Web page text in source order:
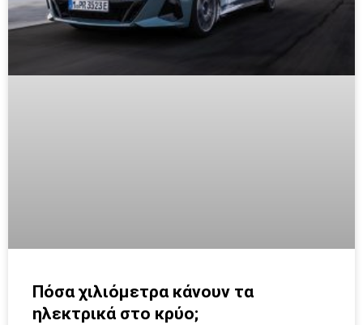
Πόσα χιλιόμετρα κάνουν τα
ηλεκτρικά στο κρύο;